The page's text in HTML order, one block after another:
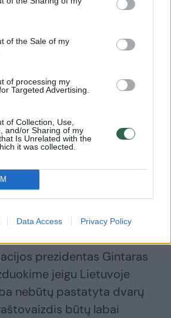
of the Sale of my
of processing my
Targeted Advertising.
of Collection, Use,
and/or Sharing of my
Is Unrelated with the
it was collected.
Data Access Privacy Policy
paveldas, kuriuo galime
atraskime Lietuvos dvarų
kas dar ir darkart,
kartą įkvepia, jis pilnas
pažvelgus, ir daug ko
atviri praeities
prezidentas Gintaras
jeigu Lietuvoje
nebūtų pastatyta dvarų
būtų labai